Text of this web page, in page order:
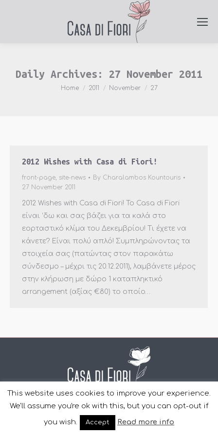
Daily Archives: 27 November 2011
You are here:
Home 2011 November 27
2012 Wishes with Casa di Fiori!
front-page, site-news By Charalambos Kountouris
27 November 2011
2012 Wishes with Casa di Fiori! Το Casa di Fiori
είναι ‘δω και σας βάζει για τα καλά στο
εορταστικό κλίμα του Δεκεμβρίου! Τι έχετε να
κάνετε? Είναι πολύ απλό! Συμπληρώνοντας τα
στοιχεία σας (πατώντας στον παρακάτω
σύνδεσμο – μέχρι τις 20.12.2011), λαμβάνετε μέρος
στην κλήρωση με δώρο 1 καταπληκτικό
arrangement (αξίας €80) το οποίο…
Copyright Casa Di Fiori © 2011-2022 | Design and Development
byYourWebStep.
This website uses cookies to improve your experience.
We'll assume you're ok with this, but you can opt-out if
you wish.
Accept Read more info